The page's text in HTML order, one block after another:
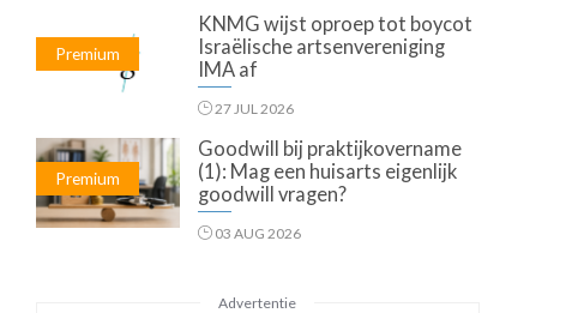
Premium
KNMG wijst oproep tot boycot
Israëlische artsenvereniging
IMA af
27 JUL 2026
Premium
Goodwill bij praktijkovername
(1): Mag een huisarts eigenlijk
goodwill vragen?
03 AUG 2026
Advertentie